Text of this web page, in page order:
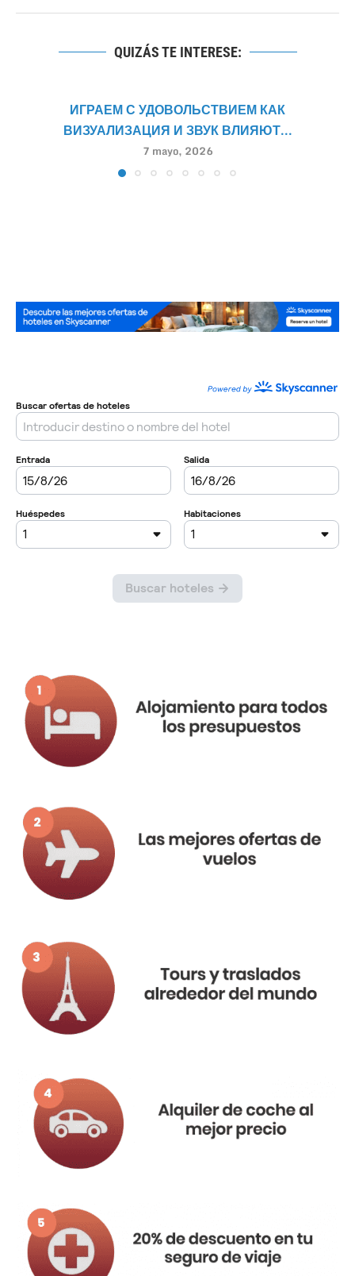
QUIZÁS TE INTERESE:
ИГРАЕМ С УДОВОЛЬСТВИЕМ КАК
ВИЗУАЛИЗАЦИЯ И ЗВУК ВЛИЯЮТ...
7 mayo, 2026